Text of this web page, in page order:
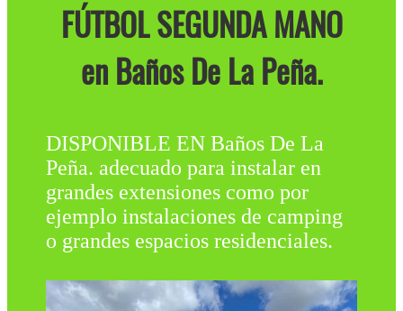
FÚTBOL SEGUNDA MANO
en Baños De La Peña.
DISPONIBLE EN Baños De La
Peña. adecuado para instalar en
grandes extensiones como por
ejemplo instalaciones de camping
o grandes espacios residenciales.